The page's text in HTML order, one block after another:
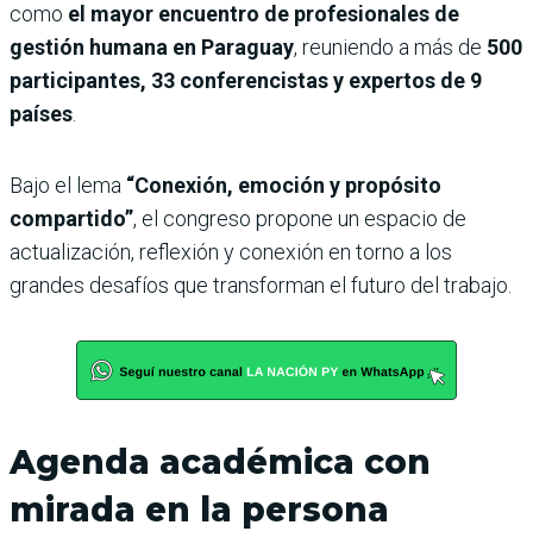
como el mayor encuentro de profesionales de
gestión humana en Paraguay, reuniendo a más de 500
participantes, 33 conferencistas y expertos de 9
países
Bajo el lema “Conexión, emoción y propósito
compartido”, el congreso propone un espacio de
actualización, reflexión y conexión en torno a los
grandes desafíos que transforman el futuro del trabajo.
Agenda académica con
mirada en la persona